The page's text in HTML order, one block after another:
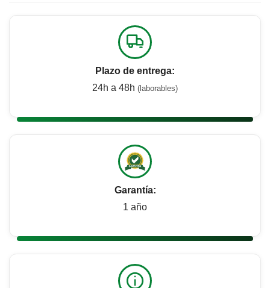
Plazo de entrega:
24h a 48h (laborables)
Garantía:
1 año